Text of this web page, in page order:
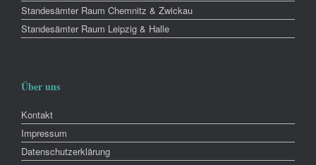
Standesämter Raum Chemnitz & Zwickau
Standesämter Raum Leipzig & Halle
Über uns
Kontakt
Impressum
Datenschutzerklärung